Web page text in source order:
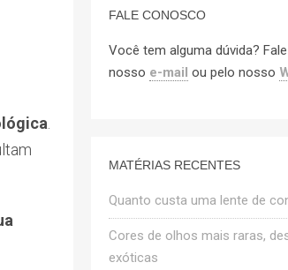
FALE CONOSCO
Você tem alguma dúvida?
nosso e-mail ou pelo nosso
MATÉRIAS RECENTES
Quanto custa uma lente de
Cores de olhos mais raras,
exóticas